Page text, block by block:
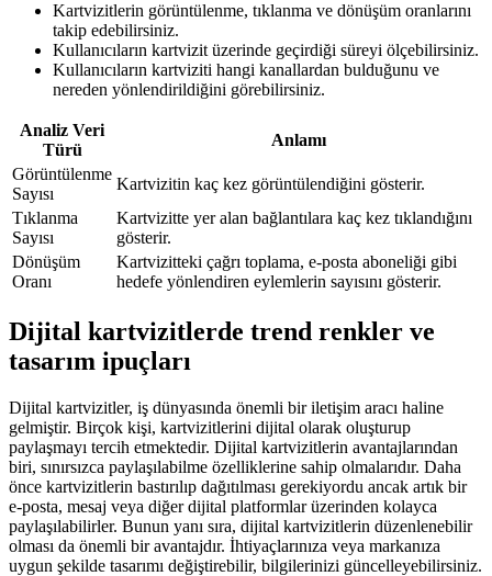
Kartvizitlerin görüntülenme, tıklanma ve dönüşüm oranlarını
takip edebilirsiniz.
Kullanıcıların kartvizit üzerinde geçirdiği süreyi ölçebilirsiniz.
Kullanıcıların kartviziti hangi kanallardan bulduğunu ve
nereden yönlendirildiğini görebilirsiniz.
Analiz Veri
Türü
Anlamı
Görüntülenme
Sayısı
Kartvizitin kaç kez görüntülendiğini gösterir.
Tıklanma
Sayısı
Kartvizitte yer alan bağlantılara kaç kez tıklandığını
gösterir.
Dönüşüm
Oranı
Kartvizitteki çağrı toplama, e-posta aboneliği gibi
hedefe yönlendiren eylemlerin sayısını gösterir.
Dijital kartvizitlerde trend renkler ve
tasarım ipuçları
Dijital kartvizitler, iş dünyasında önemli bir iletişim aracı haline
gelmiştir. Birçok kişi, kartvizitlerini dijital olarak oluşturup
paylaşmayı tercih etmektedir. Dijital kartvizitlerin avantajlarından
biri, sınırsızca paylaşılabilme özelliklerine sahip olmalarıdır. Daha
önce kartvizitlerin bastırılıp dağıtılması gerekiyordu ancak artık bir
e-posta, mesaj veya diğer dijital platformlar üzerinden kolayca
paylaşılabilirler. Bunun yanı sıra, dijital kartvizitlerin düzenlenebilir
olması da önemli bir avantajdır. İhtiyaçlarınıza veya markanıza
uygun şekilde tasarımı değiştirebilir, bilgilerinizi güncelleyebilirsiniz.